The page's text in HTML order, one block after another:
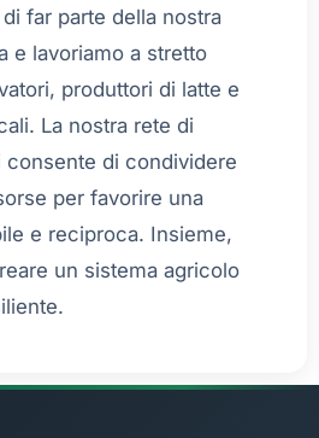
far parte della nostra
e lavoriamo a stretto
produttori di latte e
La nostra rete di
consente di condividere
per favorire una
e reciproca. Insieme,
un sistema agricolo